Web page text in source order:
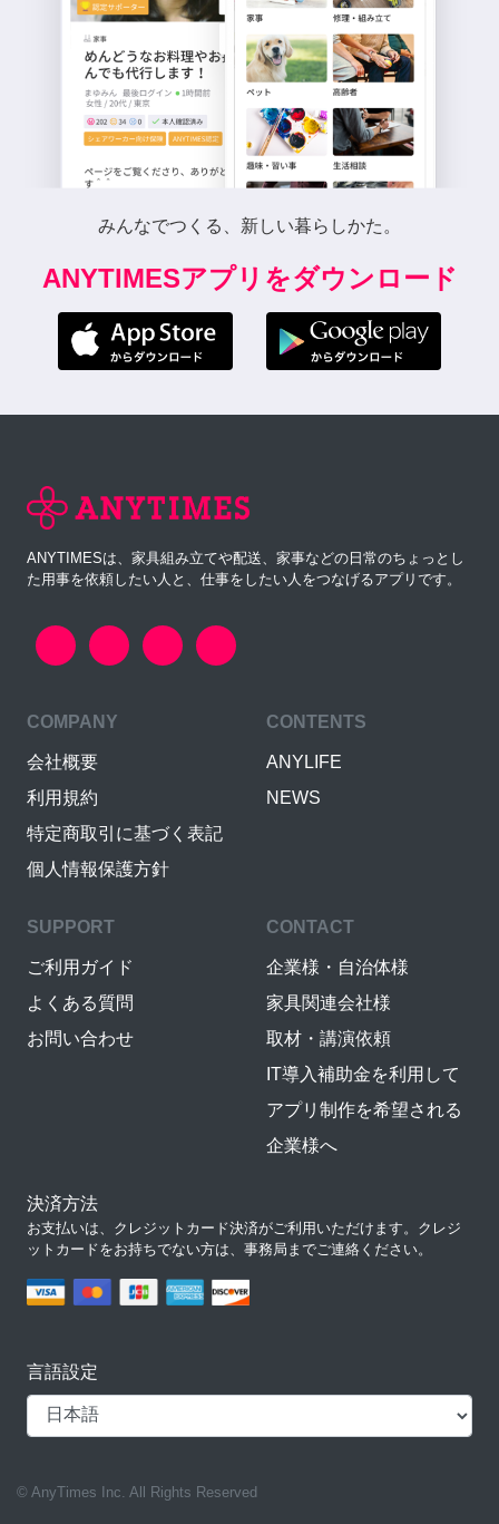
みんなでつくる、新しい暮らしかた。
ANYTIMESアプリをダウンロード
ANYTIMESは、家具組み立てや配送、家事などの日常のちょっとし
た用事を依頼したい人と、仕事をしたい人をつなげるアプリです。
COMPANY
会社概要
利用規約
特定商取引に基づく表記
個人情報保護方針
CONTENTS
ANYLIFE
NEWS
SUPPORT
ご利用ガイド
よくある質問
お問い合わせ
CONTACT
企業様・自治体様
家具関連会社様
取材・講演依頼
IT導入補助金を利用して
アプリ制作を希望される
企業様へ
決済方法
お支払いは、クレジットカード決済がご利用いただけます。クレジ
ットカードをお持ちでない方は、事務局までご連絡ください。
言語設定
© AnyTimes Inc. All Rights Reserved